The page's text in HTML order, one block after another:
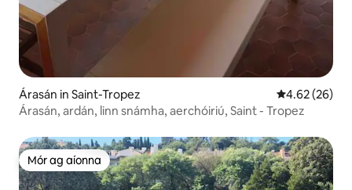
Árasán in Saint-Tropez Meánrátáil
4.62 (26)
Árasán, ardán, linn snámha, aerchóiriú, Saint - Tropez
Mór ag aíonna
Mór ag aíonna